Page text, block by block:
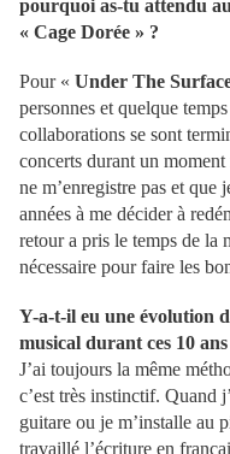
pourquoi as-tu attendu
« Cage Dorée » ?
Pour « Under The
personnes et quelque
collaborations se sont
concerts durant un
ne m’enregistre pas et que
années à me décider à
retour a pris le temps de la
nécessaire pour faire les
Y-a-t-il eu une évolution
musical durant ces 10 ans
J’ai toujours la même
c’est très instinctif. Quand
guitare ou je m’installe au
travaillé l’écriture en